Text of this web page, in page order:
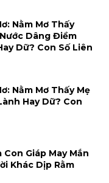
Nằm Mơ Thấy
Dâng Điềm
Dữ? Con Số Liên
Nằm Mơ Thấy Mẹ
Hay Dữ? Con
Giáp May Mắn
Khác Dịp Rằm